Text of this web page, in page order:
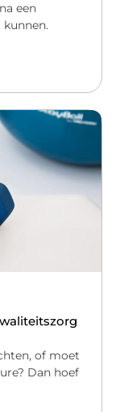
een
of moet
Dan hoef